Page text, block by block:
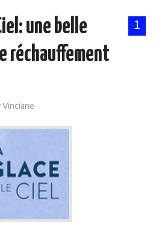
1
une belle
réchauffement
Vinciane